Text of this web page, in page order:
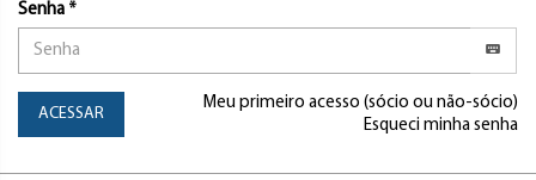
Senha *
ACESSAR
Meu primeiro acesso (sócio ou não-sócio)
Esqueci minha senha